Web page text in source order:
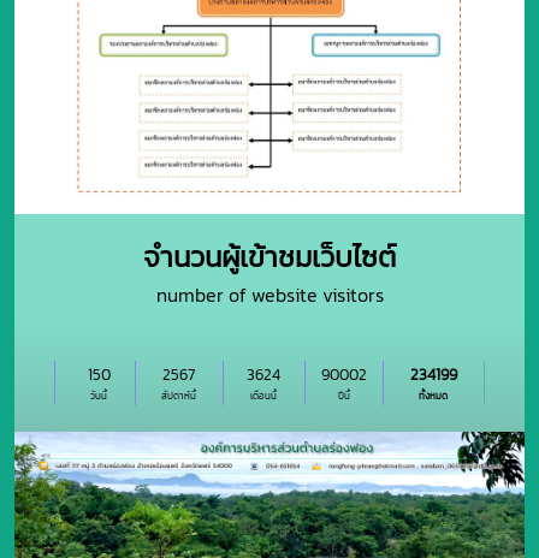
จำนวนผู้เข้าชมเว็บไซต์
number of website visitors
วันนี้
150
สัปดาห์นี้
2567
เดือนนี้
3624
ปีนี้
90002
ทั้งหมด
234199